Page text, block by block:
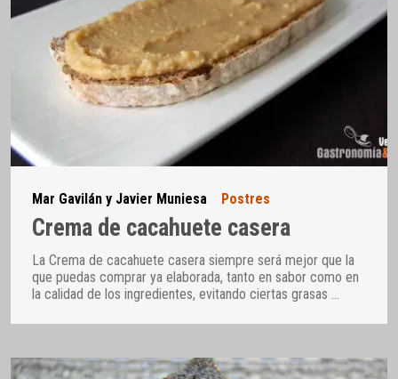
Mar Gavilán y Javier Muniesa Postres
Crema de cacahuete casera
La Crema de cacahuete casera siempre será mejor que la
que puedas comprar ya elaborada, tanto en sabor como en
la calidad de los ingredientes, evitando ciertas grasas …